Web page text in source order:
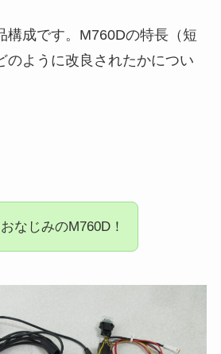
構成です。M760Dの特長（短
のように改良されたかについ
なじみのM760D！